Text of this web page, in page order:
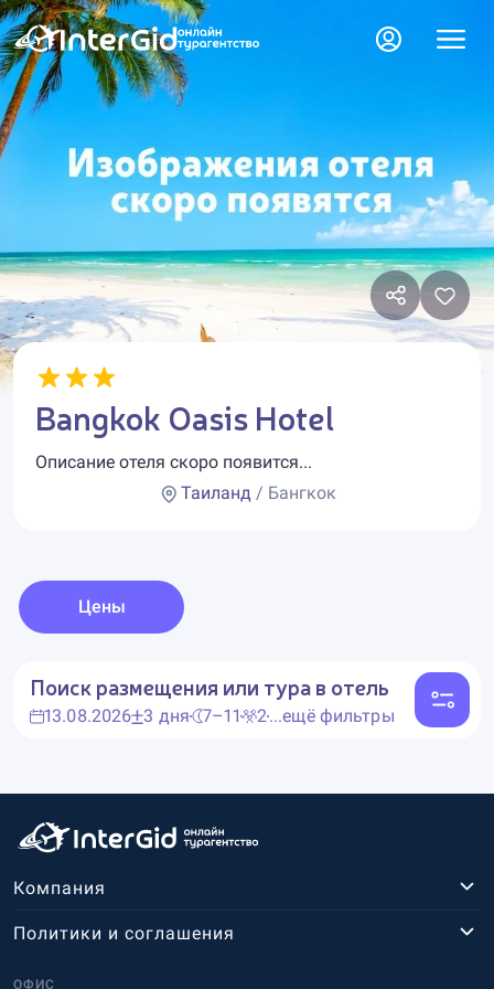
Bangkok Oasis Hotel
Описание отеля скоро появится...
Таиланд / Бангкок
Цены
Поиск размещения или тура в отель
13.08.2026 3 дня 7–11 2...ещё фильтры
Компания
ОФИС
Политики и соглашения